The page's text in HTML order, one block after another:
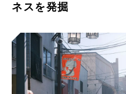
ネスを発掘